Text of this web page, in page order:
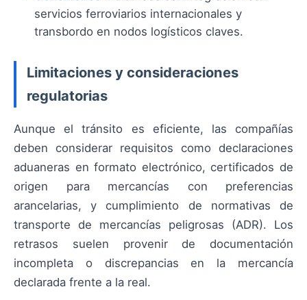
servicios ferroviarios internacionales y
transbordo en nodos logísticos claves.
Limitaciones y consideraciones
regulatorias
Aunque el tránsito es eficiente, las compañías
deben considerar requisitos como declaraciones
aduaneras en formato electrónico, certificados de
origen para mercancías con preferencias
arancelarias, y cumplimiento de normativas de
transporte de mercancías peligrosas (ADR). Los
retrasos suelen provenir de documentación
incompleta o discrepancias en la mercancía
declarada frente a la real.